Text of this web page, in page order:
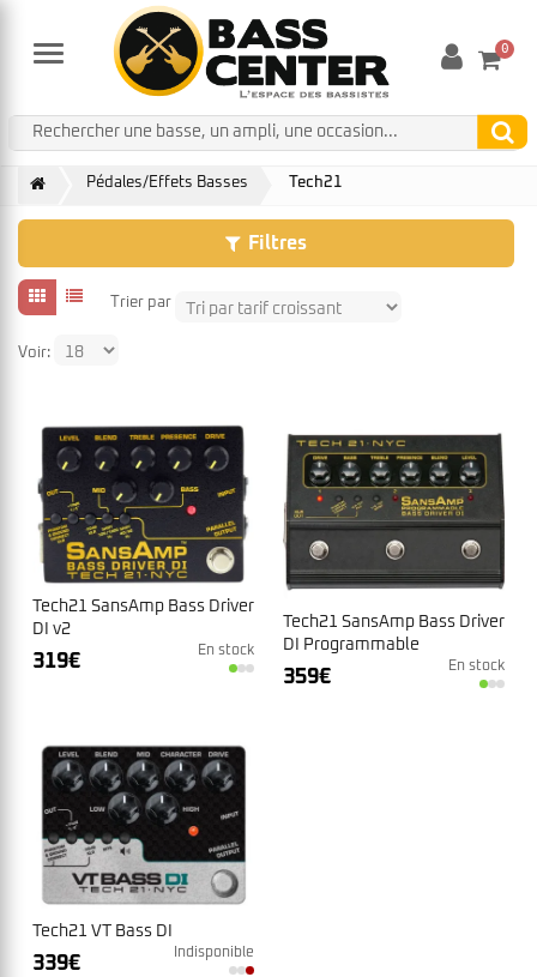
Menu 0
Pédales/Effets Basses Tech21
Filtres
Trier par
Voir:
Tech21 SansAmp Bass Driver
DI v2
319€ En stock
Tech21 SansAmp Bass Driver
DI Programmable
359€ En stock
Tech21 VT Bass DI
339€ Indisponible